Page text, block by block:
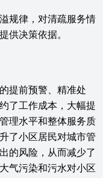
规律，对清疏服务情
供决策依据。
提前预警、精准处
了工作成本，大幅提
理水平和整体服务质
了小区居民对城市管
的风险，从而减少了
气污染和污水对小区